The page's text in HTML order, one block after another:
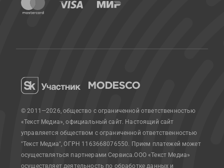
© 2011—2026, общество с ограниченной ответственностью
«Текст Медиа», официальный сайт. Настоящий сайт
управляется обществом с ограниченной ответственностью
"Текст Медиа", ОГРН 1163668076550. Прием платежей может
осуществляться партнерами Сервиса.ООО «Текст Медиа»
осуществляет деятельность по обработке данных и